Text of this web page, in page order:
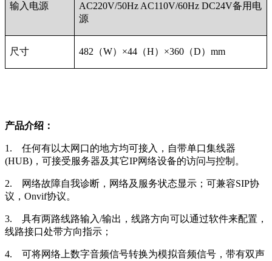
输入电源
AC220V/50Hz AC110V/60Hz DC24V备用电
源
尺寸 482（W）×44（H）×360（D）mm
产品介绍：
1. 任何有以太网口的地方均可接入，自带单口集线器
(HUB)，可接受服务器及其它IP网络设备的访问与控制。
2. 网络故障自我诊断，网络及服务状态显示； 可兼容SIP协
议，Onvif协议。
3. 具有两路线路输入/输出，线路方向可以通过软件来配置，
线路接口处带方向指示；
4. 可将网络上数字音频信号转换为模拟音频信号，带有双声